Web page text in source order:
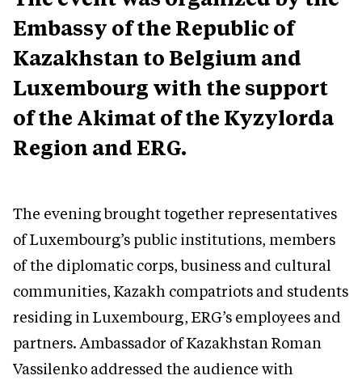
Embassy of the Republic of
Kazakhstan to Belgium and
Luxembourg with the support
of the Akimat of the Kyzylorda
Region and ERG.
The evening brought together representatives
of Luxembourg’s public institutions, members
of the diplomatic corps, business and cultural
communities, Kazakh compatriots and students
residing in Luxembourg, ERG’s employees and
partners. Ambassador of Kazakhstan Roman
Vassilenko addressed the audience with